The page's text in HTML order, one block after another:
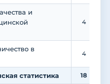
и
4
в
4
статистика 18